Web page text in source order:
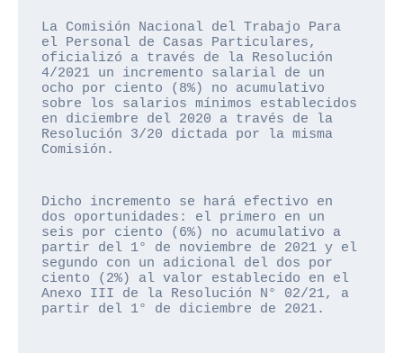
La Comisión Nacional del Trabajo Para
el Personal de Casas Particulares,
oficializó a través de la Resolución
4/2021 un incremento salarial de un
ocho por ciento (8%) no acumulativo
sobre los salarios mínimos establecidos
en diciembre del 2020 a través de la
Resolución 3/20 dictada por la misma
Comisión.
Dicho incremento se hará efectivo en
dos oportunidades: el primero en un
seis por ciento (6%) no acumulativo a
partir del 1° de noviembre de 2021 y el
segundo con un adicional del dos por
ciento (2%) al valor establecido en el
Anexo III de la Resolución N° 02/21, a
partir del 1° de diciembre de 2021.